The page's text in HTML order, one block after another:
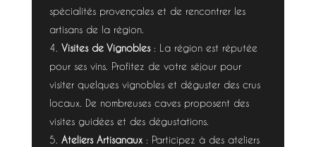
spécialités provençales et de rencontrer les
artisans de la région.
Visites de Vignobles: La région est réputée
pour ses vins. Profitez de votre séjour pour
visiter quelques vignobles et déguster des crus
locaux. De nombreuses caves proposent des
visites guidées et des dégustations.
Ateliers Artisanaux: Participez à des ateliers